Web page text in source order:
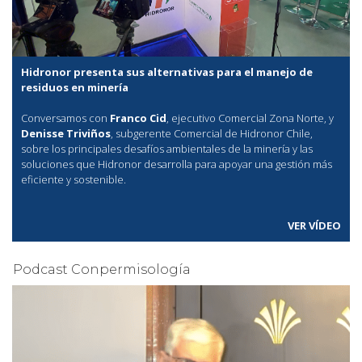
Hidronor presenta sus alternativas para el manejo de
residuos en minería
Conversamos con Franco Cid, ejecutivo Comercial Zona Norte, y
Denisse Triviños, subgerente Comercial de Hidronor Chile,
sobre los principales desafíos ambientales de la minería y las
soluciones que Hidronor desarrolla para apoyar una gestión más
eficiente y sostenible.
VER VÍDEO
Podcast Conpermisología